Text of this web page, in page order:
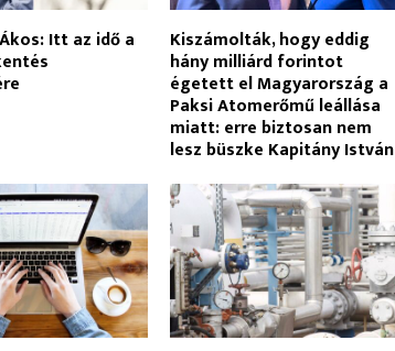
Itt az idő a Kiszámolták, hogy eddig
hány milliárd forintot
égetett el Magyarország a
Paksi Atomerőmű leállása
miatt: erre biztosan nem
lesz büszke Kapitány István